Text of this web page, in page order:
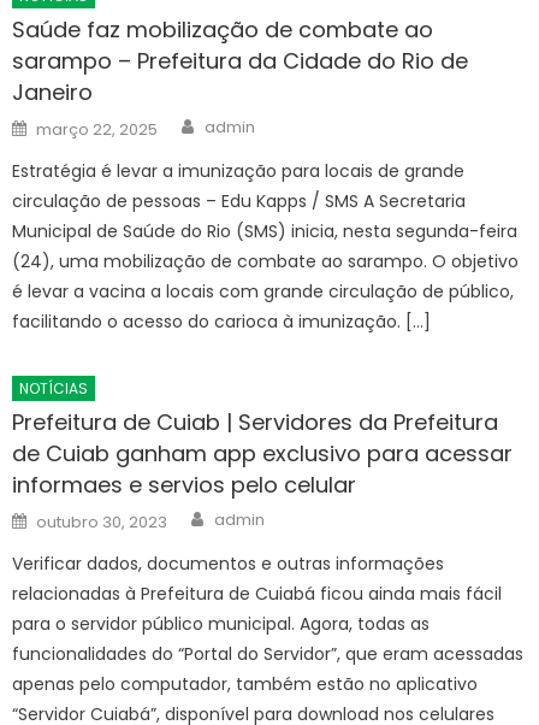
Saúde faz mobilização de combate ao
sarampo – Prefeitura da Cidade do Rio de
Janeiro
Posted
on
março 22, 2025 Author
admin
Estratégia é levar a imunização para locais de grande
circulação de pessoas – Edu Kapps / SMS A Secretaria
Municipal de Saúde do Rio (SMS) inicia, nesta segunda-feira
(24), uma mobilização de combate ao sarampo. O objetivo
é levar a vacina a locais com grande circulação de público,
facilitando o acesso do carioca à imunização. […]
NOTÍCIAS
Prefeitura de Cuiab | Servidores da Prefeitura
de Cuiab ganham app exclusivo para acessar
informaes e servios pelo celular
Posted
on
outubro 30, 2023 Author
admin
Verificar dados, documentos e outras informações
relacionadas à Prefeitura de Cuiabá ficou ainda mais fácil
para o servidor público municipal. Agora, todas as
funcionalidades do “Portal do Servidor”, que eram acessadas
apenas pelo computador, também estão no aplicativo
“Servidor Cuiabá”, disponível para download nos celulares